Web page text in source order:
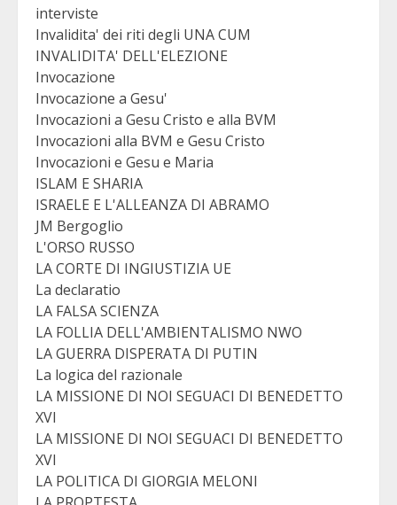
interviste
Invalidita' dei riti degli UNA CUM
INVALIDITA' DELL'ELEZIONE
Invocazione
Invocazione a Gesu'
Invocazioni a Gesu Cristo e alla BVM
Invocazioni alla BVM e Gesu Cristo
Invocazioni e Gesu e Maria
ISLAM E SHARIA
ISRAELE E L'ALLEANZA DI ABRAMO
JM Bergoglio
L'ORSO RUSSO
LA CORTE DI INGIUSTIZIA UE
La declaratio
LA FALSA SCIENZA
LA FOLLIA DELL'AMBIENTALISMO NWO
LA GUERRA DISPERATA DI PUTIN
La logica del razionale
LA MISSIONE DI NOI SEGUACI DI BENEDETTO
XVI
LA MISSIONE DI NOI SEGUACI DI BENEDETTO
XVI
LA POLITICA DI GIORGIA MELONI